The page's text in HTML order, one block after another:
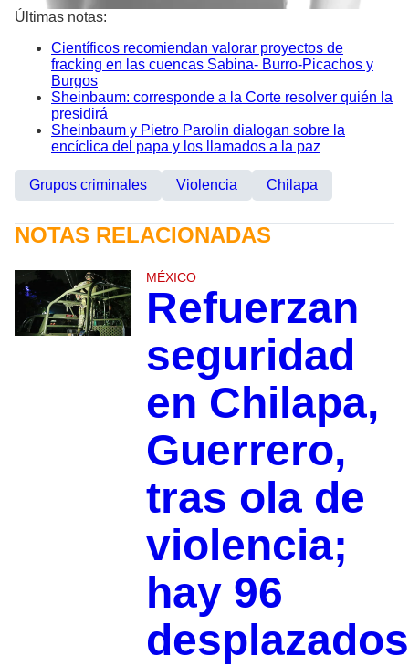
Últimas notas:
Científicos recomiendan valorar proyectos de
fracking en las cuencas Sabina- Burro-Picachos y
Burgos
Sheinbaum: corresponde a la Corte resolver quién la
presidirá
Sheinbaum y Pietro Parolin dialogan sobre la
encíclica del papa y los llamados a la paz
Grupos criminales Violencia Chilapa
NOTAS RELACIONADAS
MÉXICO
Refuerzan
seguridad
en Chilapa,
Guerrero,
tras ola de
violencia;
hay 96
desplazados